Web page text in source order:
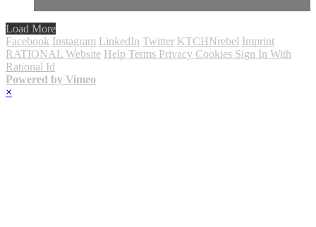
Load More
Facebook Instagram LinkedIn Twitter KTCHNrebel Imprint
RATIONAL Website Help Terms Privacy Cookies Sign In With
Rational Id
Powered by Vimeo
×